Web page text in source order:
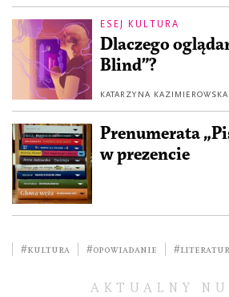
ESEJ KULTURA
Dlaczego
Blind”?
KATARZYNA KAZIMIEROWSKA
Prenumerata
w prezencie
#kultura #opowiadanie
AKTUALNY